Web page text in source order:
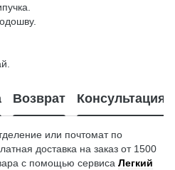
Возврат Консультация
или почтомат по
доставка на заказ от 1500
с помощью сервиса Легкий